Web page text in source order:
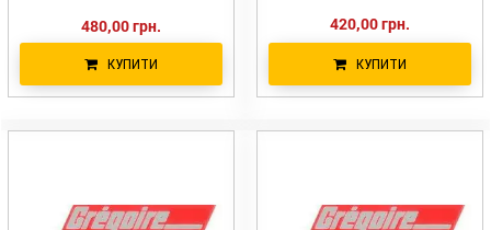
480,00 грн.
КУПИТИ
420,00 грн.
КУПИТИ